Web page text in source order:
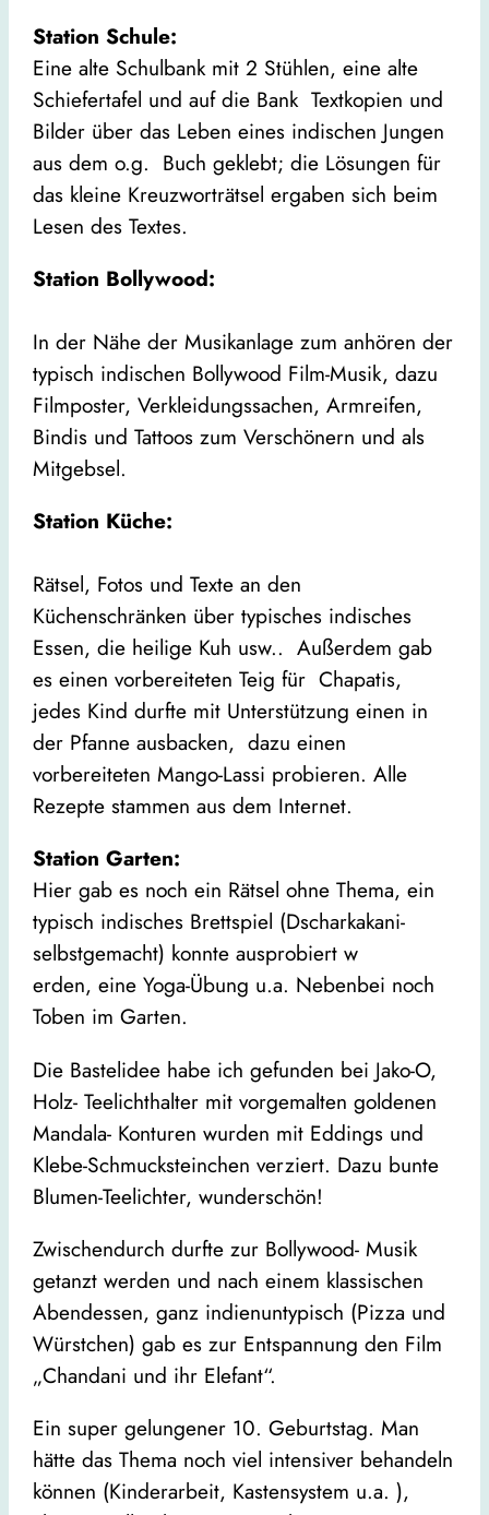
Station Schule:
Eine alte Schulbank mit 2 Stühlen, eine alte
Schiefertafel und auf die Bank Textkopien und
Bilder über das Leben eines indischen Jungen
aus dem o.g. Buch geklebt; die Lösungen für
das kleine Kreuzworträtsel ergaben sich beim
Lesen des Textes.
Station Bollywood:
In der Nähe der Musikanlage zum anhören der
typisch indischen Bollywood Film-Musik, dazu
Filmposter, Verkleidungssachen, Armreifen,
Bindis und Tattoos zum Verschönern und als
Mitgebsel.
Station Küche:
Rätsel, Fotos und Texte an den
Küchenschränken über typisches indisches
Essen, die heilige Kuh usw.. Außerdem gab
es einen vorbereiteten Teig für Chapatis,
jedes Kind durfte mit Unterstützung einen in
der Pfanne ausbacken, dazu einen
vorbereiteten Mango-Lassi probieren. Alle
Rezepte stammen aus dem Internet.
Station Garten:
Hier gab es noch ein Rätsel ohne Thema, ein
typisch indisches Brettspiel (Dscharkakani-
selbstgemacht) konnte ausprobiert w
erden, eine Yoga-Übung u.a. Nebenbei noch
Toben im Garten.
Die Bastelidee habe ich gefunden bei Jako-O,
Holz- Teelichthalter mit vorgemalten goldenen
Mandala- Konturen wurden mit Eddings und
Klebe-Schmucksteinchen verziert. Dazu bunte
Blumen-Teelichter, wunderschön!
Zwischendurch durfte zur Bollywood- Musik
getanzt werden und nach einem klassischen
Abendessen, ganz indienuntypisch (Pizza und
Würstchen) gab es zur Entspannung den Film
„Chandani und ihr Elefant“.
Ein super gelungener 10. Geburtstag. Man
hätte das Thema noch viel intensiver behandeln
können (Kinderarbeit, Kastensystem u.a. ),